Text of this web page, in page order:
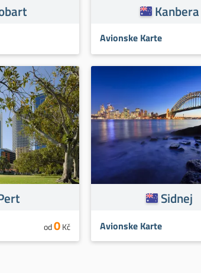
Kanbera
Avionske Karte
od0Kč
Sidnej
Avionske Karte